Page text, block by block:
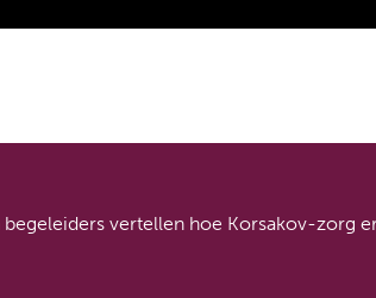
vertellen hoe Korsakov-zorg